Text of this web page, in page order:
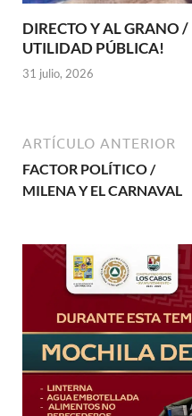
DIRECTO Y AL GRANO
UTILIDAD PÚBLICA!
31 julio, 2026
ARTÍCULO ANTERIOR
FACTOR POLÍTICO /
MILENA Y EL CARNAVAL